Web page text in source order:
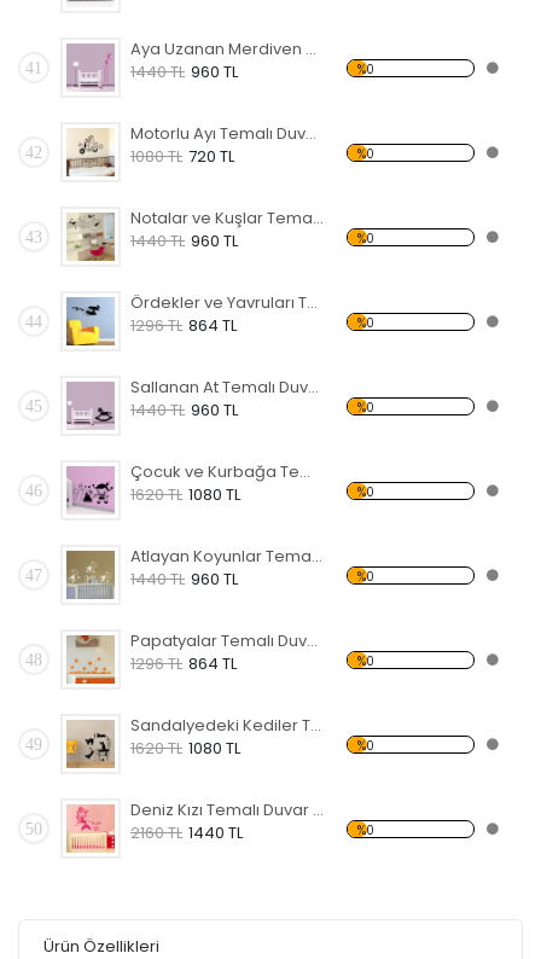
41
Aya Uzanan Merdiven Temalı Duvar Sticker
1440 TL 960 TL %0
42
Motorlu Ayı Temalı Duvar Sticker
1080 TL 720 TL %0
43
Notalar ve Kuşlar Temalı Duvar Sticker
1440 TL 960 TL %0
44
Ördekler ve Yavruları Temalı Duvar Sticker
1296 TL 864 TL %0
45
Sallanan At Temalı Duvar Sticker
1440 TL 960 TL %0
46
Çocuk ve Kurbağa Temalı Duvar Sticker
1620 TL 1080 TL %0
47
Atlayan Koyunlar Temalı Duvar Sticker
1440 TL 960 TL %0
48
Papatyalar Temalı Duvar Sticker
1296 TL 864 TL %0
49
Sandalyedeki Kediler Temalı Duvar Sticker
1620 TL 1080 TL %0
50
Deniz Kızı Temalı Duvar Sticker
2160 TL 1440 TL %0
Ürün Özellikleri